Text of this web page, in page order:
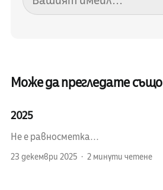
Може да прегледате също
2025
Не е равносметка...
23 декември 2025 2 минути четене